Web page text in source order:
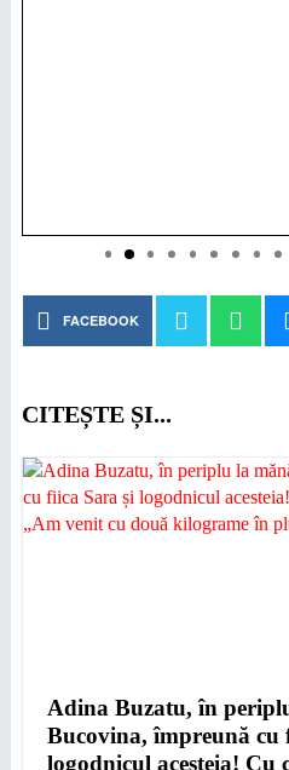
FACEBOOK
CITEȘTE ȘI...
Adina Buzatu, în
Bucovina, împreună cu
logodnicul acesteia! Cu